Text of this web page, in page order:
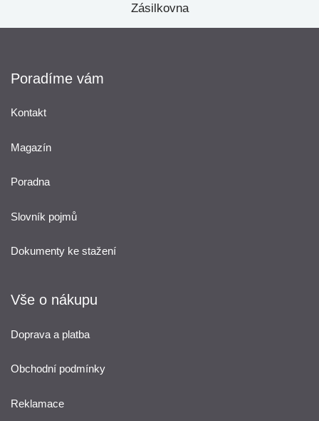
Zásilkovna
Poradíme vám
Kontakt
Magazín
Poradna
Slovník pojmů
Dokumenty ke stažení
Vše o nákupu
Doprava a platba
Obchodní podmínky
Reklamace